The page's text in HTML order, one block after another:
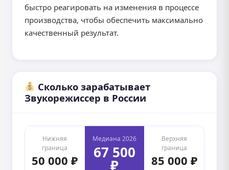
быстро реагировать на изменения в процессе
производства, чтобы обеспечить максимально
качественный результат.
Сколько зарабатывает
Звукорежиссер в России
Нижняя
граница
50 000 ₽
Медиана 2026
67 500
₽
Верхняя
граница
85 000 ₽